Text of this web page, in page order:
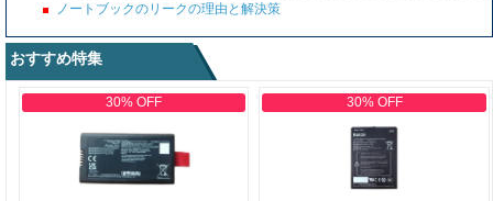
ノートブックのリークの理由と解決策
おすすめ特集
30% OFF 30% OFF